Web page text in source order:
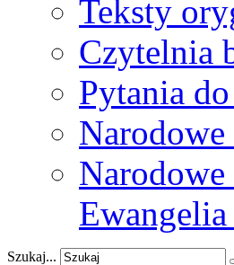
Teksty
Czytelnia
Pytania
Szukaj...